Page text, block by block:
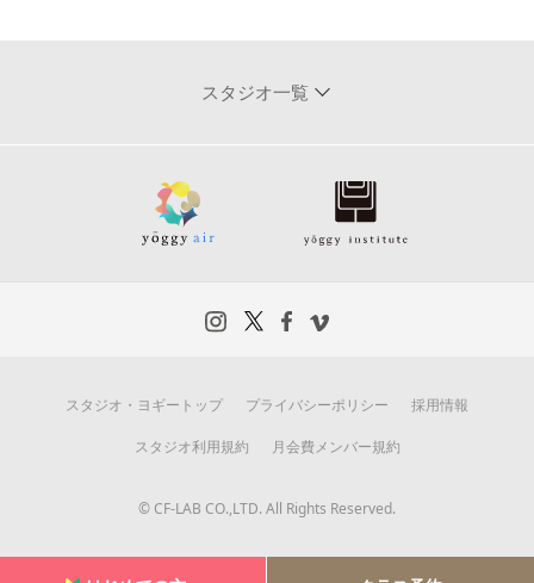
スタジオ一覧
スタジオ・ヨギートップ プライバシーポリシー 採用情報
スタジオ利用規約 月会費メンバー規約
© CF-LAB CO.,LTD. All Rights Reserved.